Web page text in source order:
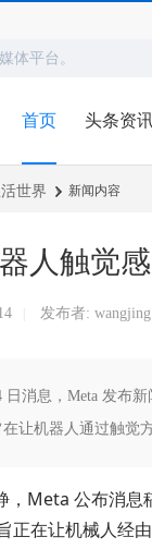
体平台。
首页 头条资
世界 › 新闻内容
人触觉
发布者: wangjing
日消息，Meta 发布
让机器人通过触觉
，Meta 公布消
正在让机械人经